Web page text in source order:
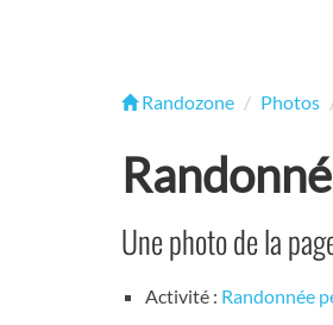
Randozone Photos
Une photo de la
Activité : Randonnée